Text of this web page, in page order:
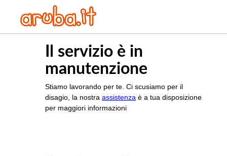
Il servizio è in
manutenzione
Stiamo lavorando per te. Ci scusiamo per il
disagio, la nostra assistenza è a tua disposizione
per maggiori informazioni